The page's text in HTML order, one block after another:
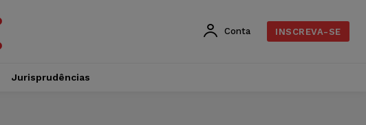
Conta INSCREVA-SE
Jurisprudências